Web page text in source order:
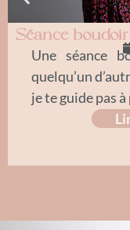
Séance
Une séance
quelqu’un
je te guide pas à